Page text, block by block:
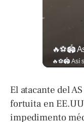
El atacante del
fortuita en
impedimento